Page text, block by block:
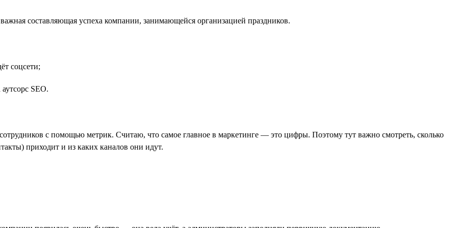
составляющая успеха компании, занимающейся организацией праздников.
соцсети;
SEO.
с помощью метрик. Считаю, что самое главное в маркетинге — это цифры. Поэтому тут важно смотреть, сколько
приходит и из каких каналов они идут.